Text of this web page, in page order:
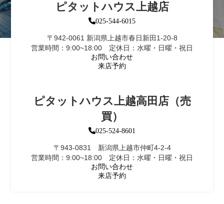
ピタットハウス上越店
025-544-6015
〒942-0061 新潟県上越市春日新田1-20-8
営業時間：9:00~18:00 定休日：水曜・日曜・祝日
お問い合わせ
来店予約
ピタットハウス上越高田店（売
買）
025-524-8601
〒943-0831 新潟県上越市仲町4-2-4
営業時間：9:00~18:00 定休日：水曜・日曜・祝日
お問い合わせ
来店予約